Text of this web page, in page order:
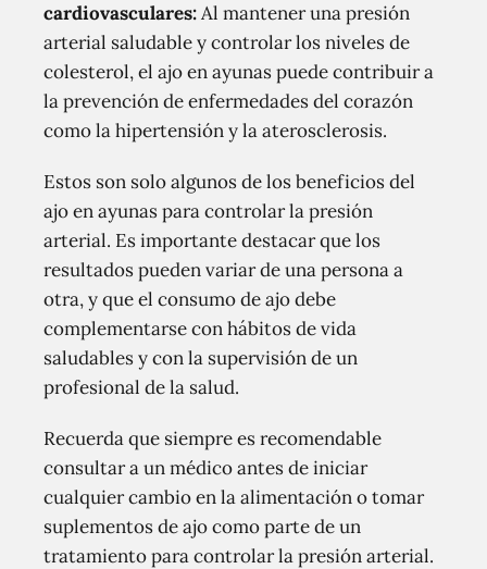
cardiovasculares:Al mantener una presión
arterial saludable y controlar los niveles de
colesterol, el ajo en ayunas puede contribuir a
la prevención de enfermedades del corazón
como la hipertensión y la aterosclerosis.
Estos son solo algunos de los beneficios del
ajo en ayunas para controlar la presión
arterial. Es importante destacar que los
resultados pueden variar de una persona a
otra, y que el consumo de ajo debe
complementarse con hábitos de vida
saludables y con la supervisión de un
profesional de la salud.
Recuerda que siempre es recomendable
consultar a un médico antes de iniciar
cualquier cambio en la alimentación o tomar
suplementos de ajo como parte de un
tratamiento para controlar la presión arterial.